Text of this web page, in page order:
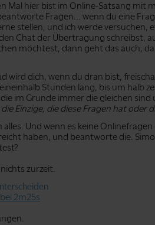
Mal hier bist im Online-Satsang mit
Fragen... wenn du eine
stellen, und ich werde versuchen,
Chat der Übertragung schreibst,
möchtest, dann geht das auch,
wird dich, wenn du dran bist,
Stunden lang, bis um halb
im Grunde immer die gleichen
Einzige, die diese Fragen hat oder
alles. Und wenn es keine
haben, und beantworte die.
zurzeit.
2m25s